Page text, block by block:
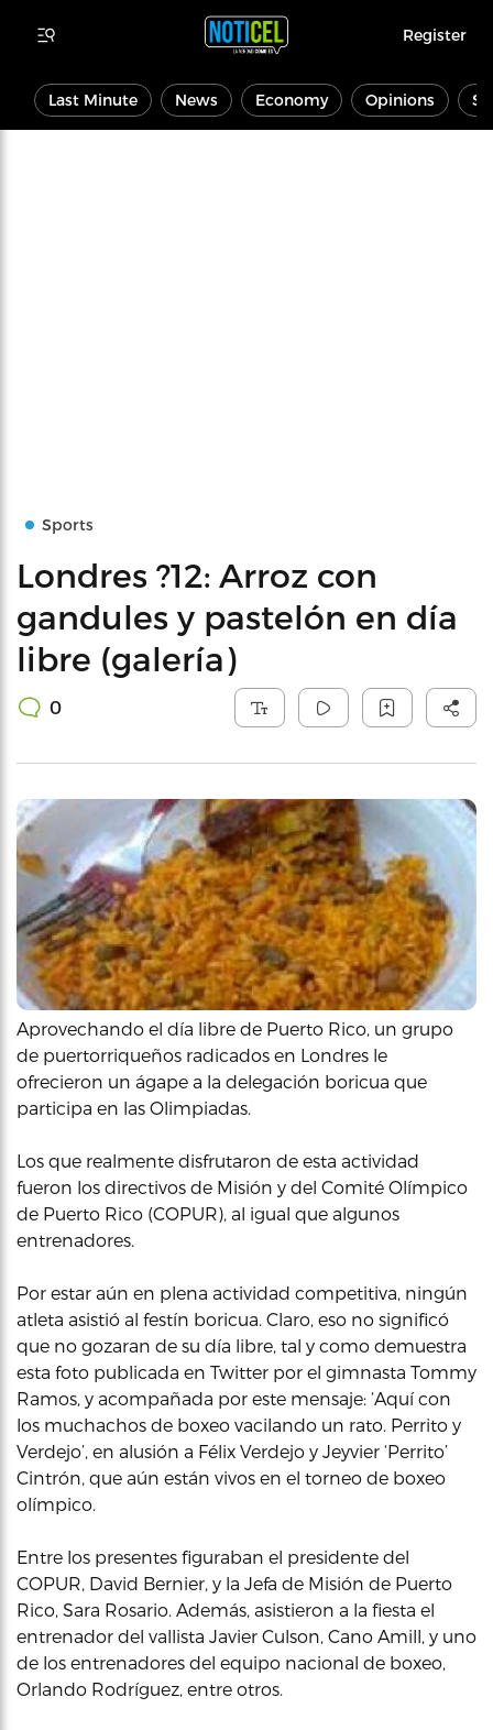
Register
Last Minute News Economy Opinions
Sports
Londres ?12: Arroz con
gandules y pastelón en día
libre (galería)
0
Aprovechando el día libre de Puerto Rico, un grupo
de puertorriqueños radicados en Londres le
ofrecieron un ágape a la delegación boricua que
participa en las Olimpiadas.
Los que realmente disfrutaron de esta actividad
fueron los directivos de Misión y del Comité Olímpico
de Puerto Rico (COPUR), al igual que algunos
entrenadores.
Por estar aún en plena actividad competitiva, ningún
atleta asistió al festín boricua. Claro, eso no significó
que no gozaran de su día libre, tal y como demuestra
esta foto publicada en Twitter por el gimnasta Tommy
Ramos, y acompañada por este mensaje: ‘Aquí con
los muchachos de boxeo vacilando un rato. Perrito y
Verdejo’, en alusión a Félix Verdejo y Jeyvier ‘Perrito’
Cintrón, que aún están vivos en el torneo de boxeo
olímpico.
Entre los presentes figuraban el presidente del
COPUR, David Bernier, y la Jefa de Misión de Puerto
Rico, Sara Rosario. Además, asistieron a la fiesta el
entrenador del vallista Javier Culson, Cano Amill, y uno
de los entrenadores del equipo nacional de boxeo,
Orlando Rodríguez, entre otros.